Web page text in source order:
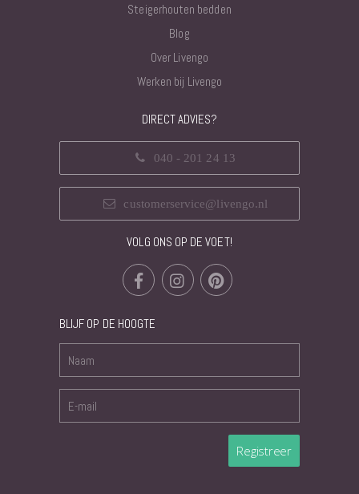
Steigerhouten bedden
Blog
Over Livengo
Werken bij Livengo
DIRECT ADVIES?
040 - 201 24 13
customerservice@livengo.nl
VOLG ONS OP DE VOET!
BLIJF OP DE HOOGTE
Registreer